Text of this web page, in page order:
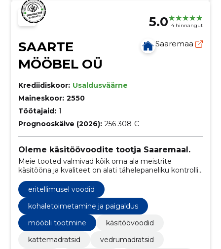
5.0 4 hinnangut
SAARTE
MÖÖBEL OÜ
Saaremaa
Krediidiskoor: Usaldusväärne
Maineskoor: 2550
Töötajaid: 1
Prognooskäive (2026): 256 308 €
Oleme käsitöövoodite tootja Saaremaal.
Meie tooted valmivad kõik oma ala meistrite
käsitööna ja kvaliteet on alati tähelepaneliku kontrolli
all. Toodede disaini ja pildid teeme alati 100% ise.
eritellimusel voodid
kohaletoimetamine ja paigaldus
mööbli tootmine
käsitöövoodid
kattemadratsid
vedrumadratsid